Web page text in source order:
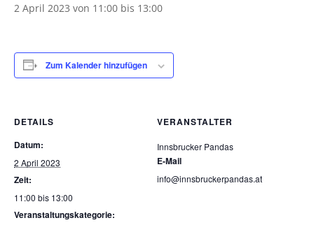
2 April 2023 von 11:00 bis 13:00
Zum Kalender hinzufügen
DETAILS
Datum:
2 April 2023
Zeit:
11:00 bis 13:00
Veranstaltungskategorie:
VERANSTALTER
Innsbrucker Pandas
E-Mail
info@innsbruckerpandas.at